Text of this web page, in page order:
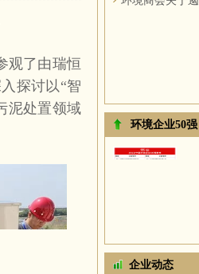
观了由瑞恒
探讨以“智
泥处置领域
环境企业50强
企业动态